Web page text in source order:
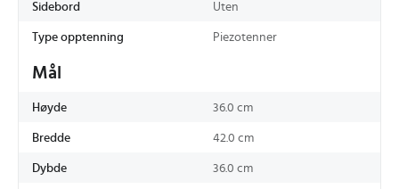
Sidebord Uten
Type opptenning Piezotenner
Mål
Høyde 36.0 cm
Bredde 42.0 cm
Dybde 36.0 cm